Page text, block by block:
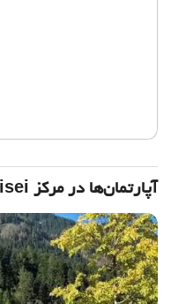
آپارتمان‌ها در مرکز Ortisei